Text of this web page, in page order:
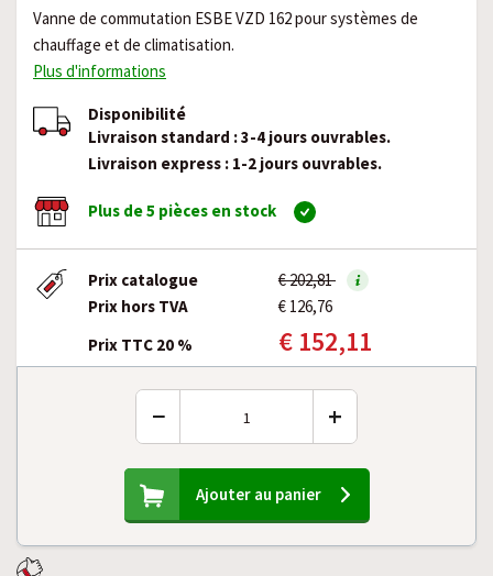
Vanne de commutation ESBE VZD 162 pour systèmes de
chauffage et de climatisation.
Plus d'informations
Disponibilité
Livraison standard : 3-4 jours ouvrables.
Livraison express : 1-2 jours ouvrables.
Plus de 5 pièces en stock
Prix catalogue
€ 202,81
Prix hors TVA
€ 126,76
Prix TTC 20 %
€ 152,11
− +
Ajouter au panier